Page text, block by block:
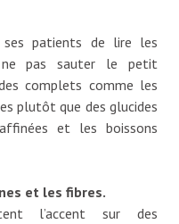
ses patients de lire les
ne pas sauter le petit
complets comme les
plutôt que des glucides
et les boissons
et les fibres.
l’accent sur des